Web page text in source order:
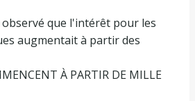
que l'intérêt pour les
augmentait à partir des
À PARTIR DE MILLE